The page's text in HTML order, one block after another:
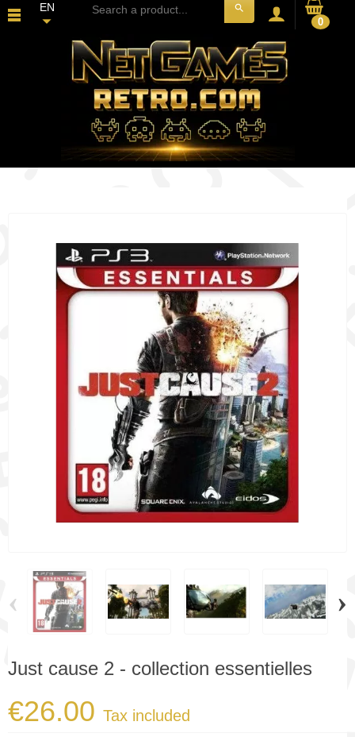
EN
search
0
‹ ›
Just cause 2 - collection essentielles
€26.00 Tax included